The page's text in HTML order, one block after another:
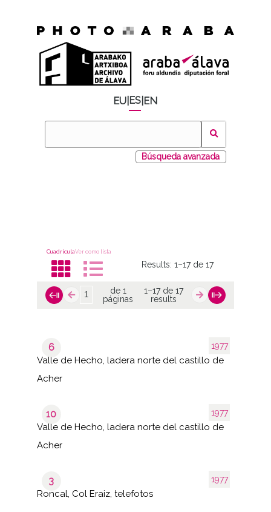
EU ES EN
Búsqueda avanzada
CuadrículaVer como lista
Results:1–17 de 17
de 1
páginas
1–17 de 17
results
1977
6
Valle de Hecho, ladera norte del castillo de
Acher
1977
10
Valle de Hecho, ladera norte del castillo de
Acher
1977
3
Roncal, Col Eraiz, telefotos